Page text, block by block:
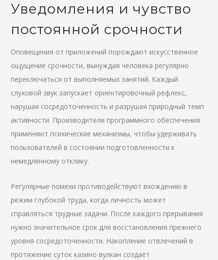
Уведомления и чувство
постоянной срочности
Оповещения от приложений порождают искусственное
ощущение срочности, вынуждая человека регулярно
переключаться от выполняемых занятий. Каждый
слуховой звук запускает ориентировочный рефлекс,
нарушая сосредоточенность и разрушая природный темп
активности. Производители программного обеспечения
применяют психические механизмы, чтобы удерживать
пользователей в состоянии подготовленности к
немедленному отклику.
Регулярные помехи противодействуют вхождению в
режим глубокой труда, когда личность может
справляться трудные задачи. После каждого прерывания
нужно значительное срок для восстановления прежнего
уровня сосредоточенности. Накопление отвлечений в
протяжение суток казино вулкан создаёт